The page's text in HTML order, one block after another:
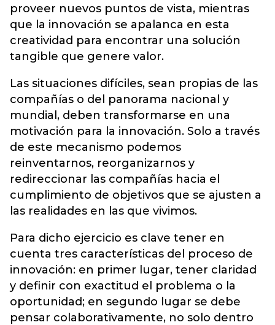
proveer nuevos puntos de vista, mientras
que la innovación se apalanca en esta
creatividad para encontrar una solución
tangible que genere valor.
Las situaciones difíciles, sean propias de las
compañías o del panorama nacional y
mundial, deben transformarse en una
motivación para la innovación. Solo a través
de este mecanismo podemos
reinventarnos, reorganizarnos y
redireccionar las compañías hacia el
cumplimiento de objetivos que se ajusten a
las realidades en las que vivimos.
Para dicho ejercicio es clave tener en
cuenta tres características del proceso de
innovación: en primer lugar, tener claridad
y definir con exactitud el problema o la
oportunidad; en segundo lugar se debe
pensar colaborativamente, no solo dentro